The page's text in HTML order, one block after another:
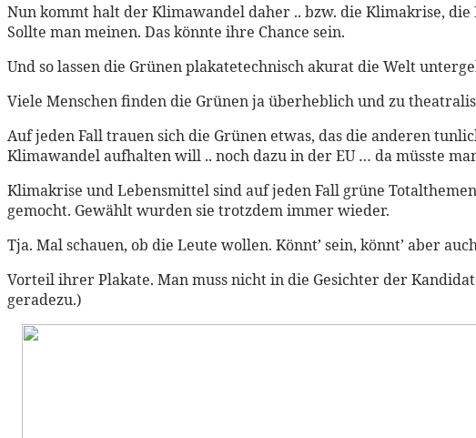
Nun kommt halt der Klimawandel daher .. bzw. die Klimakrise,
Sollte man meinen. Das könnte ihre Chance sein.
Und so lassen die Grünen plakatetechnisch akurat die Welt
Viele Menschen finden die Grünen ja überheblich und zu
Auf jeden Fall trauen sich die Grünen etwas, das die anderen
Klimawandel aufhalten will .. noch dazu in der EU … da müsste
Klimakrise und Lebensmittel sind auf jeden Fall grüne
gemocht. Gewählt wurden sie trotzdem immer wieder.
Tja. Mal schauen, ob die Leute wollen. Könnt’ sein, könnt’ aber
Vorteil ihrer Plakate. Man muss nicht in die Gesichter der
geradezu.)